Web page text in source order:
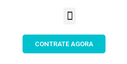
CONTRATE AGORA